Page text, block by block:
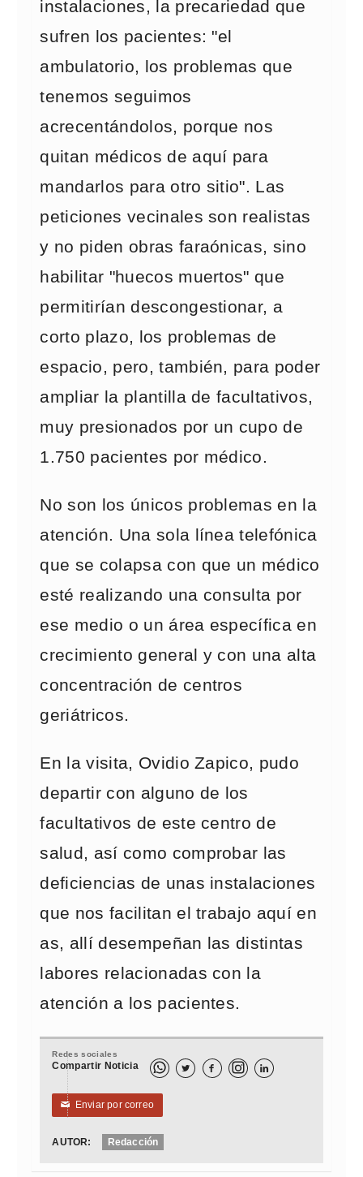
instalaciones, la precariedad que
sufren los pacientes: "el
ambulatorio, los problemas que
tenemos seguimos
acrecentándolos, porque nos
quitan médicos de aquí para
mandarlos para otro sitio". Las
peticiones vecinales son realistas
y no piden obras faraónicas, sino
habilitar "huecos muertos" que
permitirían descongestionar, a
corto plazo, los problemas de
espacio, pero, también, para poder
ampliar la plantilla de facultativos,
muy presionados por un cupo de
1.750 pacientes por médico.
No son los únicos problemas en la
atención. Una sola línea telefónica
que se colapsa con que un médico
esté realizando una consulta por
ese medio o un área específica en
crecimiento general y con una alta
concentración de centros
geriátricos.
En la visita, Ovidio Zapico, pudo
departir con alguno de los
facultativos de este centro de
salud, así como comprobar las
deficiencias de unas instalaciones
que nos facilitan el trabajo aquí en
as, allí desempeñan las distintas
labores relacionadas con la
atención a los pacientes.
Redes sociales
Compartir Noticia   
✉ Enviar por correo
AUTOR: Redacción